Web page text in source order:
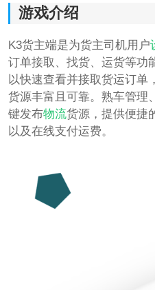
游戏介绍
K3货主端是为货主司机用户
订单接取、找货、运货等功
以快速查看并接取货运订单
货源丰富且可靠。熟车管理
键发布物流货源，提供便捷
以及在线支付运费。